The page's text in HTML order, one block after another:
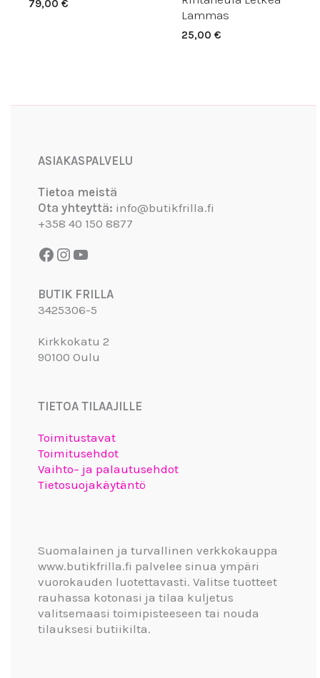
79,00€
Lammas
25,00€
ASIAKASPALVELU
Tietoa meistä
Ota yhteyttä: info@butikfrilla.fi
+358 40 150 8877
BUTIK FRILLA
3425306-5
Kirkkokatu 2
90100 Oulu
TIETOA TILAAJILLE
Toimitustavat
Toimitusehdot
Vaihto– ja palautusehdot
Tietosuojakäytäntö
Suomalainen ja turvallinen verkkokauppa
www.butikfrilla.fi palvelee sinua ympäri
vuorokauden luotettavasti. Valitse tuotteet
rauhassa kotonasi ja tilaa kuljetus
valitsemaasi toimipisteeseen tai nouda
tilauksesi butiikilta.